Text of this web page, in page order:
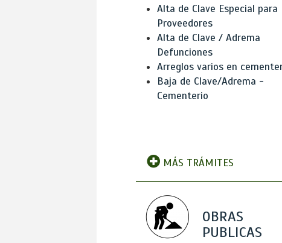
Alta de Clave Especial para
Proveedores
Alta de Clave / Adrema
Defunciones
Arreglos varios en
Baja de Clave/Adrema -
Cementerio
MÁS TRÁMITES
OBRAS
PUBLICAS